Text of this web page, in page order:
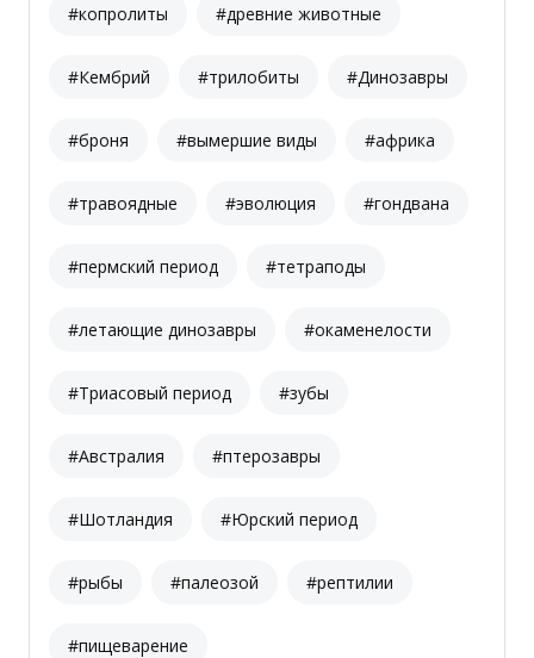
#копролиты #древние животные
#Кембрий #трилобиты #Динозавры
#броня #вымершие виды #африка
#травоядные #эволюция #гондвана
#пермский период #тетраподы
#летающие динозавры #окаменелости
#Триасовый период #зубы
#Австралия #птерозавры
#Шотландия #Юрский период
#рыбы #палеозой #рептилии
#пищеварение